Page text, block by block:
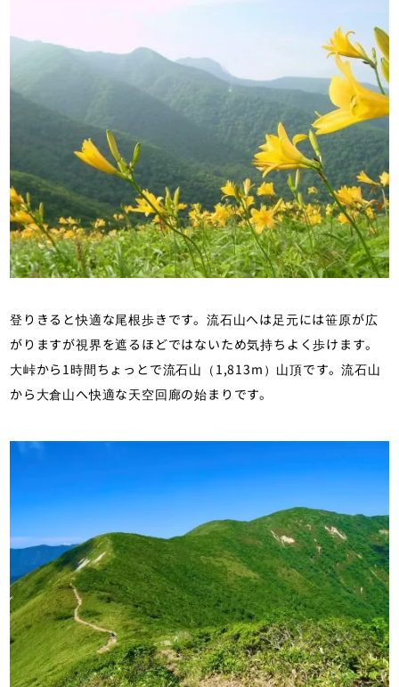
登りきると快適な尾根歩きです。流石山へは足元には笹原が広
がりますが視界を遮るほどではないため気持ちよく歩けます。
大峠から1時間ちょっとで流石山（1,813m）山頂です。流石山
から大倉山へ快適な天空回廊の始まりです。